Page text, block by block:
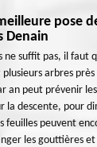
pose
Denain
suffit pas, il faut
arbres
an peut prévenir
la descente, pour
feuilles peuvent
les gouttières